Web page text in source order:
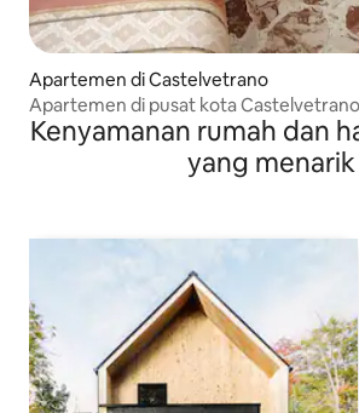
Apartemen di Castelvetrano
Apartemen di pusat kota Castelvetrano
Kenyamanan rumah dan
yang menarik